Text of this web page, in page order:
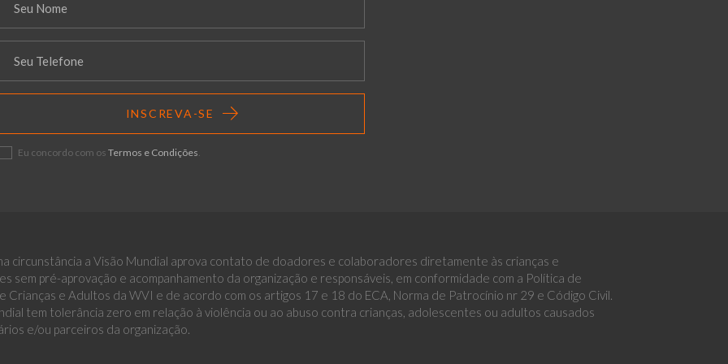
INSCREVA-SE
Eu concordo com os Termos e Condições
circunstância a Visão Mundial aprova contato de doadores e colaboradores diretamente às crianças e
sem pré-aprovação e acompanhamento da organização e responsáveis, em conformidade com a Política de
Crianças e Adultos da WVI e de acordo com os artigos 17 e 18 do ECA, Norma de Patrocínio nr 29 e Código Civil.
tem tolerância zero em relação à violência ou ao abuso contra crianças, adolescentes ou adultos causados
e/ou parceiros da organização.